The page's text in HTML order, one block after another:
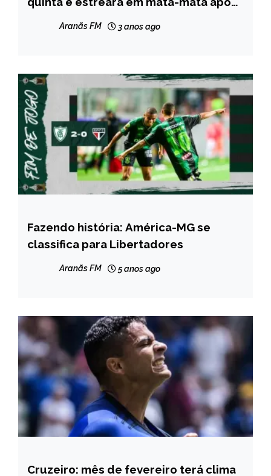
Aranãs FM 3 anos ago
ESPORTES
Fazendo história: América-MG se
classifica para Libertadores
Aranãs FM 5 anos ago
ESPORTES
Cruzeiro: mês de fevereiro terá clima